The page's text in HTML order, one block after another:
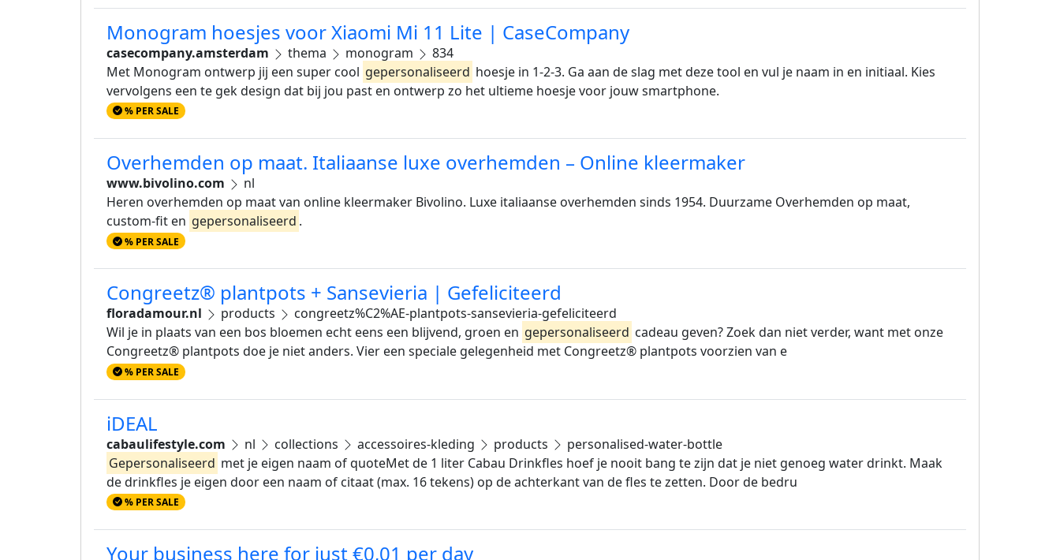
Monogram hoesjes voor Xiaomi Mi 11 Lite | CaseCompany
casecompany.amsterdam thema monogram
834
Met Monogram ontwerp jij een super cool gepersonaliseerd hoesje in 1-2-3. Ga aan de slag met deze tool en vul je naam in en initiaal. Kies
vervolgens een te gek design dat bij jou past en ontwerp zo het ultieme hoesje voor jouw smartphone.
% PER SALE
Overhemden op maat. Italiaanse luxe overhemden – Online kleermaker
www.bivolino.com
nl
Heren overhemden op maat van online kleermaker Bivolino. Luxe italiaanse overhemden sinds 1954. Duurzame Overhemden op maat,
custom-fit en gepersonaliseerd .
% PER SALE
Congreetz® plantpots + Sansevieria | Gefeliciteerd
floradamour.nl products
congreetz%C2%AE-plantpots-sansevieria-gefeliciteerd
Wil je in plaats van een bos bloemen echt eens een blijvend, groen en gepersonaliseerd cadeau geven? Zoek dan niet verder, want met onze
Congreetz® plantpots doe je niet anders. Vier een speciale gelegenheid met Congreetz® plantpots voorzien van e
% PER SALE
iDEAL
cabaulifestyle.com nl collections accessoires-kleding products
personalised-water-bottle
Gepersonaliseerd met je eigen naam of quoteMet de 1 liter Cabau Drinkfles hoef je nooit bang te zijn dat je niet genoeg water drinkt. Maak
de drinkfles je eigen door een naam of citaat (max. 16 tekens) op de achterkant van de fles te zetten. Door de bedru
% PER SALE
Your business here for just €0,01 per day